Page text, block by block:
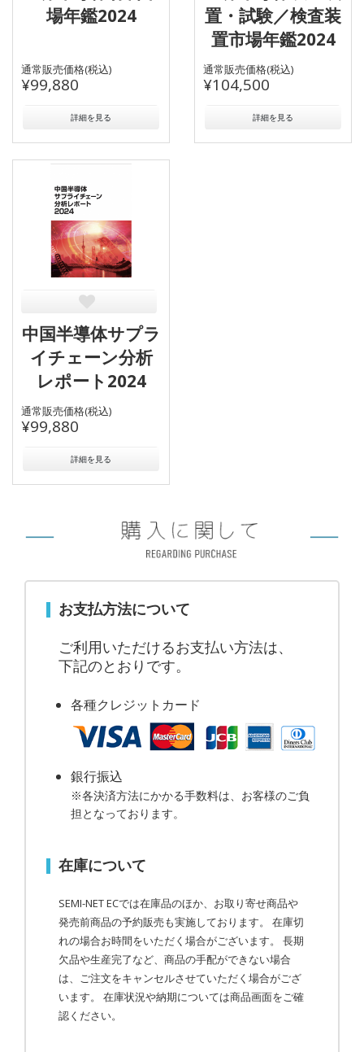
場年鑑2024
通常販売価格(税込)
¥99,880
詳細を見る
置・試験／検査装
置市場年鑑2024
通常販売価格(税込)
¥104,500
詳細を見る
中国半導体サプラ
イチェーン分析
レポート2024
通常販売価格(税込)
¥99,880
詳細を見る
お支払方法について
ご利用いただけるお支払い方法は、
下記のとおりです。
各種クレジットカード
銀行振込
※各決済方法にかかる手数料は、お客様のご負
担となっております。
在庫について
SEMI-NET ECでは在庫品のほか、お取り寄せ商品や
発売前商品の予約販売も実施しております。 在庫切
れの場合お時間をいただく場合がございます。 長期
欠品や生産完了など、商品の手配ができない場合
は、ご注文をキャンセルさせていただく場合がござ
います。 在庫状況や納期については商品画面をご確
認ください。